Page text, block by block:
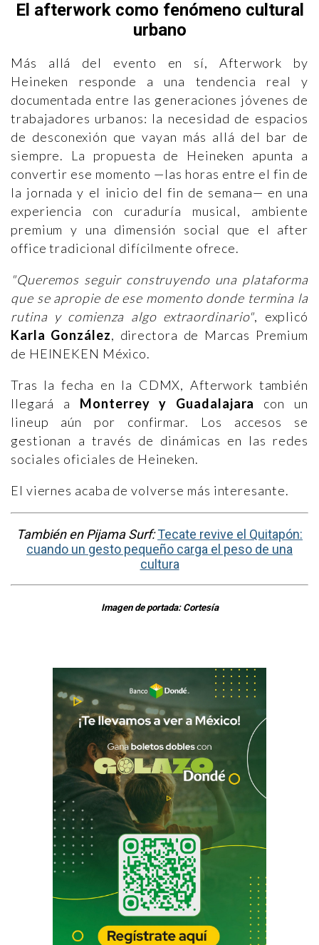
El afterwork como fenómeno cultural
urbano
Más allá del evento en sí, Afterwork by
Heineken responde a una tendencia real y
documentada entre las generaciones jóvenes de
trabajadores urbanos: la necesidad de espacios
de desconexión que vayan más allá del bar de
siempre. La propuesta de Heineken apunta a
convertir ese momento —las horas entre el fin de
la jornada y el inicio del fin de semana— en una
experiencia con curaduría musical, ambiente
premium y una dimensión social que el after
office tradicional difícilmente ofrece.
"Queremos seguir construyendo una plataforma
que se apropie de ese momento donde termina la
rutina y comienza algo extraordinario", explicó
Karla González, directora de Marcas Premium
de HEINEKEN México.
Tras la fecha en la CDMX, Afterwork también
llegará a Monterrey y Guadalajara
con un
lineup aún por confirmar. Los accesos se
gestionan a través de dinámicas en las redes
sociales oficiales de Heineken.
El viernes acaba de volverse más interesante.
También en Pijama Surf:Tecate revive el Quitapón:
cuando un gesto pequeño carga el peso de una
cultura
Imagen de portada: Cortesía